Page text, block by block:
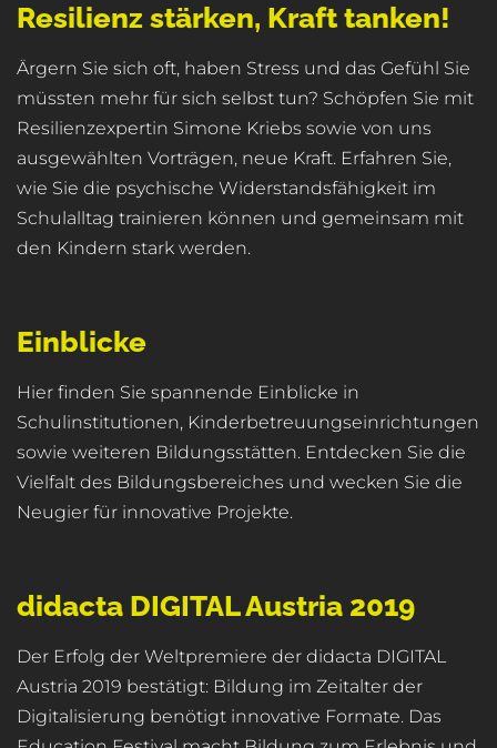
Resilienz stärken, Kraft tanken!
Ärgern Sie sich oft, haben Stress und das Gefühl Sie
müssten mehr für sich selbst tun? Schöpfen Sie mit
Resilienzexpertin Simone Kriebs sowie von uns
ausgewählten Vorträgen, neue Kraft. Erfahren Sie,
wie Sie die psychische Widerstandsfähigkeit im
Schulalltag trainieren können und gemeinsam mit
den Kindern stark werden.
Einblicke
Hier finden Sie spannende Einblicke in
Schulinstitutionen, Kinderbetreuungseinrichtungen
sowie weiteren Bildungsstätten. Entdecken Sie die
Vielfalt des Bildungsbereiches und wecken Sie die
Neugier für innovative Projekte.
didacta DIGITAL Austria 2019
Der Erfolg der Weltpremiere der didacta DIGITAL
Austria 2019 bestätigt: Bildung im Zeitalter der
Digitalisierung benötigt innovative Formate. Das